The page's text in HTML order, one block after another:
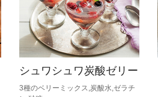
シュワシュワ炭酸ゼリー
3種のベリーミックス,炭酸水,ゼラチ